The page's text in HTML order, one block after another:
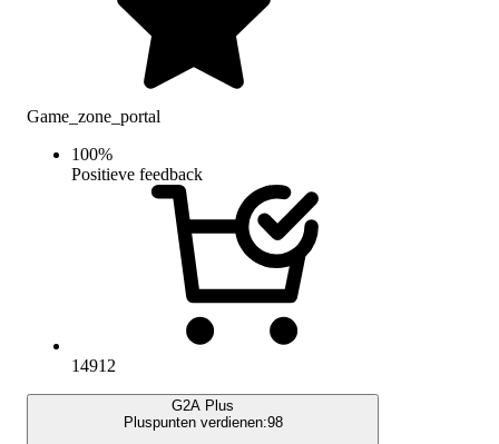
Game_zone_portal
100%
Positieve feedback
14912
G2A Plus
Pluspunten verdienen:98